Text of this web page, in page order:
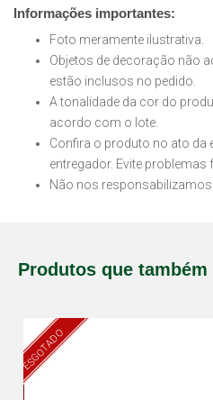
Informações importantes:
Foto meramente ilustrativa.
Objetos de decoração não
estão inclusos no pedido.
A tonalidade da cor do
acordo com o lote.
Confira o produto no ato da
entregador. Evite problemas
Não nos
Produtos que
ESGOTADO